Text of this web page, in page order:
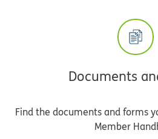
Documents
Find the documents and forms
Member